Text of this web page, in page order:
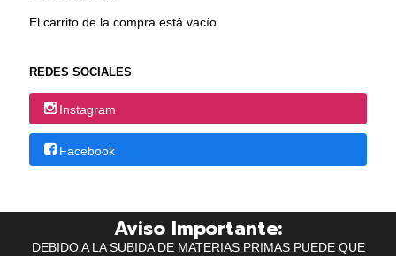
El carrito de la compra está vacío
REDES SOCIALES
Instagram
Facebook
Aviso Importante:
DEBIDO A LA SUBIDA DE MATERIAS PRIMAS PUEDE QUE